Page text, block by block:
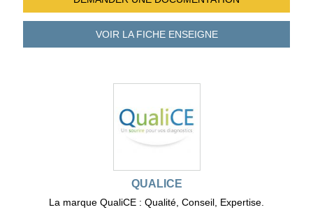
VOIR LA FICHEENSEIGNE
QUALICE
La marque QualiCE : Qualité, Conseil, Expertise.